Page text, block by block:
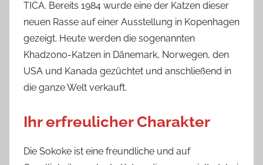
TICA. Bereits 1984 wurde eine der Katzen dieser
neuen Rasse auf einer Ausstellung in Kopenhagen
gezeigt. Heute werden die sogenannten
Khadzono-Katzen in Dänemark, Norwegen, den
USA und Kanada gezüchtet und anschließend in
die ganze Welt verkauft.
Ihr erfreulicher Charakter
Die Sokoke ist eine freundliche und auf